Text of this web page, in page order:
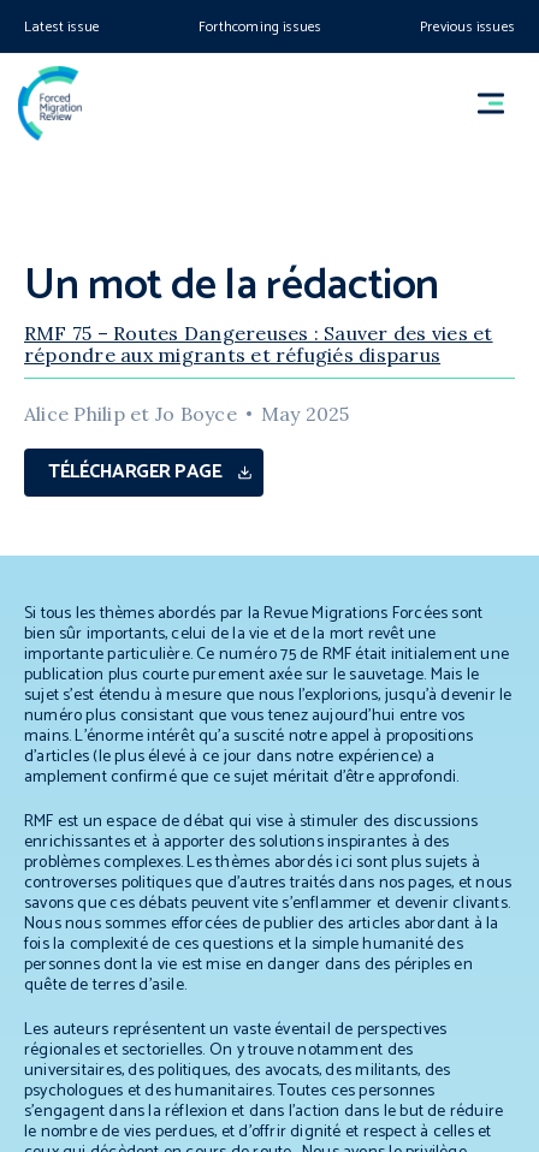
Latest issue Forthcoming issues Previous issues
Un mot de la rédaction
RMF 75 – Routes Dangereuses : Sauver des vies et
répondre aux migrants et réfugiés disparus
Alice Philip et Jo Boyce May 2025
TÉLÉCHARGER PAGE
Si tous les thèmes abordés par la Revue Migrations Forcées sont
bien sûr importants, celui de la vie et de la mort revêt une
importante particulière. Ce numéro 75 de RMF était initialement une
publication plus courte purement axée sur le sauvetage. Mais le
sujet s’est étendu à mesure que nous l’explorions, jusqu’à devenir le
numéro plus consistant que vous tenez aujourd’hui entre vos
mains. L’énorme intérêt qu’a suscité notre appel à propositions
d’articles (le plus élevé à ce jour dans notre expérience) a
amplement confirmé que ce sujet méritait d’être approfondi.
RMF est un espace de débat qui vise à stimuler des discussions
enrichissantes et à apporter des solutions inspirantes à des
problèmes complexes. Les thèmes abordés ici sont plus sujets à
controverses politiques que d’autres traités dans nos pages, et nous
savons que ces débats peuvent vite s’enflammer et devenir clivants.
Nous nous sommes efforcées de publier des articles abordant à la
fois la complexité de ces questions et la simple humanité des
personnes dont la vie est mise en danger dans des périples en
quête de terres d’asile.
Les auteurs représentent un vaste éventail de perspectives
régionales et sectorielles. On y trouve notamment des
universitaires, des politiques, des avocats, des militants, des
psychologues et des humanitaires. Toutes ces personnes
s’engagent dans la réflexion et dans l’action dans le but de réduire
le nombre de vies perdues, et d’offrir dignité et respect à celles et